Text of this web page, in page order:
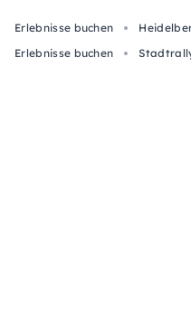
Erlebnisse buchen
Erlebnisse buchen